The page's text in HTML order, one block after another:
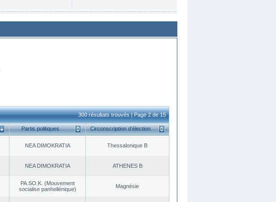
300 résultats trouvés | Page 2 de 15
Partis politiques Circonscription d’élection
NEA DΙMOKRATIA Thessalonique B
NEA DΙMOKRATIA ATHENES Β
PA.SO.K. (Mouvement
socialise panhellénique)
Magnésie